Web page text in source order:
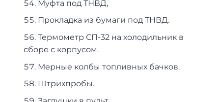
Муфта под ТНВД,
Прокладка из бумаги под ТНВД.
Термометр СП-32 на холодильник в
сборе с корпусом.
Мерные колбы топливных бачков.
Штрихпробы.